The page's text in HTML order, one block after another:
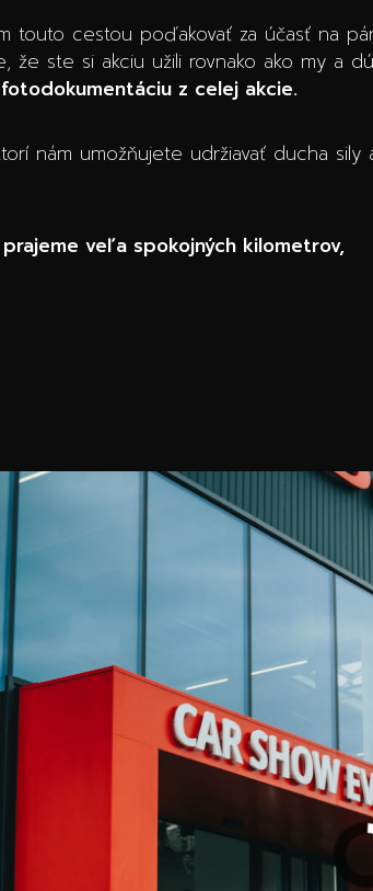
touto cestou poďakovať za účasť na
že ste si akciu užili rovnako ako my a
z celej akcie.
nám umožňujete udržiavať ducha
prajeme veľa spokojných kilometrov,